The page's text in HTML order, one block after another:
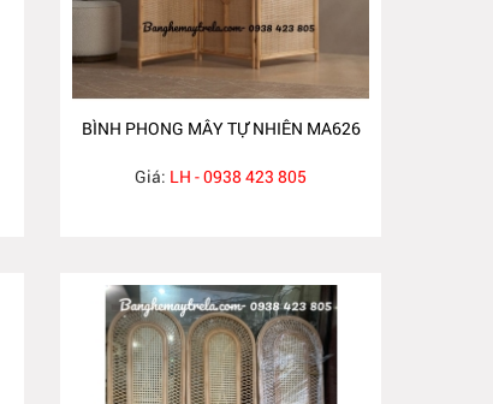
BÌNH PHONG MÂY TỰ NHIÊN MA626
Giá: LH - 0938 423 805